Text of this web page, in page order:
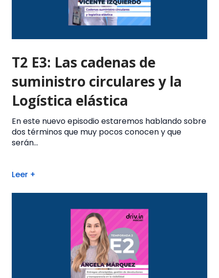
T2 E3: Las cadenas de
suministro circulares y la
Logística elástica
En este nuevo episodio estaremos hablando sobre
dos términos que muy pocos conocen y que
serán...
Leer +